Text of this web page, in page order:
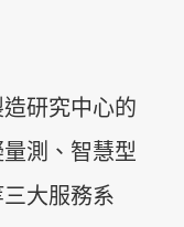
研究中心的
測、智慧型
大服務系